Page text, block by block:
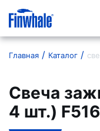
Главная Каталог
Свеча
4 шт.) F516